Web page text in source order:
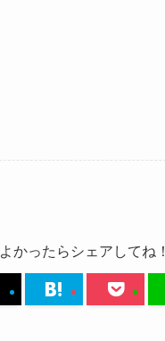
よかったらシェアしてね！